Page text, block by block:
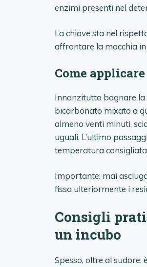
enzimi presenti nel
La chiave sta nel
affrontare la macchia
Come
Innanzitutto bagnare la
bicarbonato mixato a
almeno venti minuti,
uguali. L’ultimo
temperatura consigliata
Importante: mai
fissa ulteriormente i
Consigli
un incubo
Spesso, oltre al